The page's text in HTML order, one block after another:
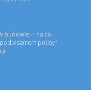
budowie – na co
polisy i